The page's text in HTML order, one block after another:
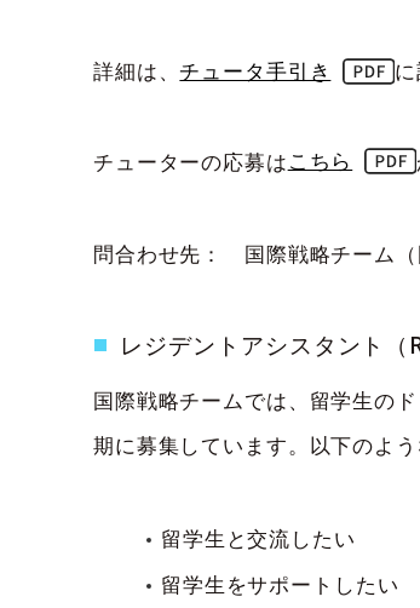
詳細は、 チュータ手引き に
チューターの応募はこちら
問合わせ先： 国際戦略チーム
レジデントアシスタント
国際戦略チームでは、留学生の
期に募集しています。以下のよ
留学生と交流したい
留学生をサポートしたい